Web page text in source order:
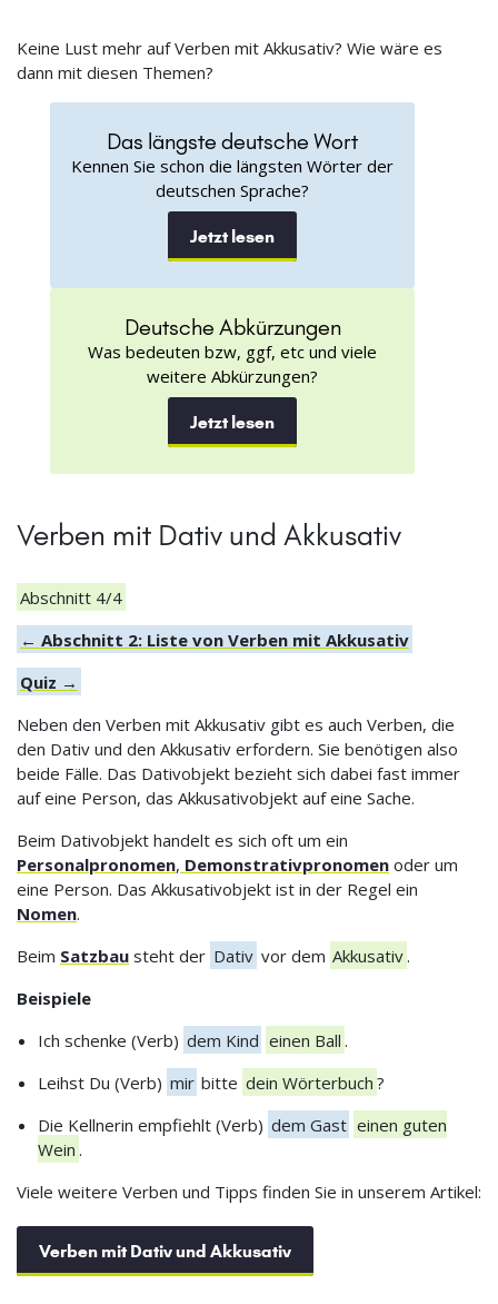
Keine Lust mehr auf Verben mit Akkusativ? Wie wäre es
dann mit diesen Themen?
Das längste deutsche Wort
Kennen Sie schon die längsten Wörter der
deutschen Sprache?
Jetzt lesen
Deutsche Abkürzungen
Was bedeuten bzw, ggf, etc und viele
weitere Abkürzungen?
Jetzt lesen
Verben mit Dativ und Akkusativ
Abschnitt 4/4
← Abschnitt 2: Liste von Verben mit Akkusativ
Quiz →
Neben den Verben mit Akkusativ gibt es auch Verben, die
den Dativ und den Akkusativ erfordern. Sie benötigen also
beide Fälle. Das Dativobjekt bezieht sich dabei fast immer
auf eine Person, das Akkusativobjekt auf eine Sache.
Beim Dativobjekt handelt es sich oft um ein
Personalpronomen, Demonstrativpronomen oder um
eine Person. Das Akkusativobjekt ist in der Regel ein
Nomen.
Beim Satzbau steht der Dativ vor dem Akkusativ .
Beispiele
Ich schenke (Verb) dem Kind einen Ball .
Leihst Du (Verb) mir bitte dein Wörterbuch ?
Die Kellnerin empfiehlt (Verb) dem Gast einen guten
Wein .
Viele weitere Verben und Tipps finden Sie in unserem Artikel:
Verben mit Dativ und Akkusativ